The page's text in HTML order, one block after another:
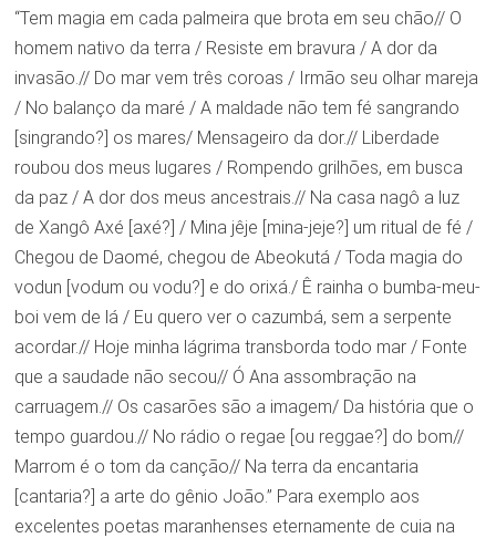
“Tem magia em cada palmeira que brota em seu chão// O
homem nativo da terra / Resiste em bravura / A dor da
invasão.// Do mar vem três coroas / Irmão seu olhar mareja
/ No balanço da maré / A maldade não tem fé sangrando
[singrando?] os mares/ Mensageiro da dor.// Liberdade
roubou dos meus lugares / Rompendo grilhões, em busca
da paz / A dor dos meus ancestrais.// Na casa nagô a luz
de Xangô Axé [axé?] / Mina jêje [mina-jeje?] um ritual de fé /
Chegou de Daomé, chegou de Abeokutá / Toda magia do
vodun [vodum ou vodu?] e do orixá./ Ê rainha o bumba-meu-
boi vem de lá / Eu quero ver o cazumbá, sem a serpente
acordar.// Hoje minha lágrima transborda todo mar / Fonte
que a saudade não secou// Ó Ana assombração na
carruagem.// Os casarões são a imagem/ Da história que o
tempo guardou.// No rádio o regae [ou reggae?] do bom//
Marrom é o tom da canção// Na terra da encantaria
[cantaria?] a arte do gênio João.” Para exemplo aos
excelentes poetas maranhenses eternamente de cuia na